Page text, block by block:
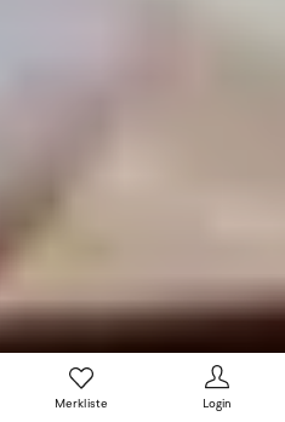
Merkliste Login